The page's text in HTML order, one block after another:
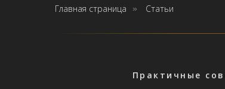
Главная страница » Статьи
Практичные